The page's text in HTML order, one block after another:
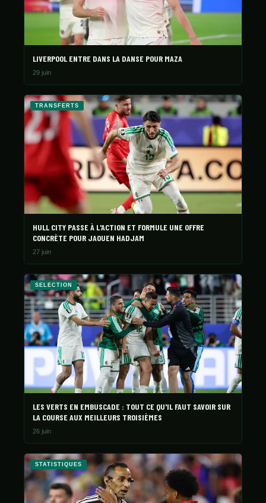
LIVERPOOL ENTRE DANS LA DANSE POUR MAZA
29 juin
TRANSFERTS
HULL CITY PASSE À L'ACTION ET FORMULE UNE OFFRE
CONCRÈTE POUR JAOUEN HADJAM
27 juin
SELECTION
LES VERTS EN EMBUSCADE : TOUT CE QU'IL FAUT SAVOIR SUR
LA COURSE AUX MEILLEURS TROISIÈMES
26 juin
STATISTIQUES